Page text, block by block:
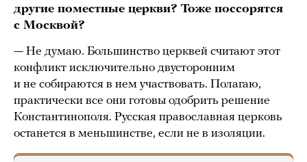
другие поместные церкви? Тоже поссорятся
с Москвой?
— Не думаю. Большинство церквей считают этот
конфликт исключительно двусторонним
и не собираются в нем участвовать. Полагаю,
практически все они готовы одобрить решение
Константинополя. Русская православная церковь
останется в меньшинстве, если не в изоляции.